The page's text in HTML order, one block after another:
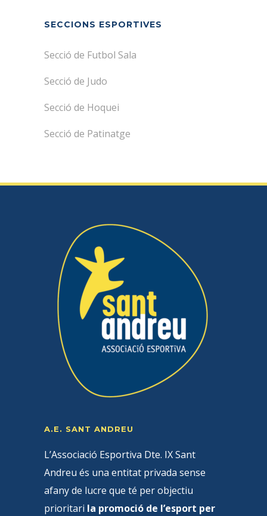
SECCIONS ESPORTIVES
Secció de Futbol Sala
Secció de Judo
Secció de Hoquei
Secció de Patinatge
A.E. SANT ANDREU
L’Associació Esportiva Dte. IX Sant
Andreu és una entitat privada sense
afany de lucre que té per objectiu
prioritari la promoció de l’esport per